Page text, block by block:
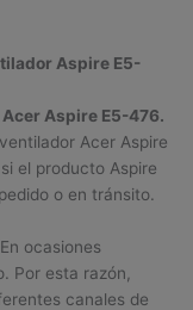
Aspire E5-
Aspire E5-476.
Acer Aspire
el producto Aspire
o en tránsito.
En ocasiones
Por esta razón,
canales de